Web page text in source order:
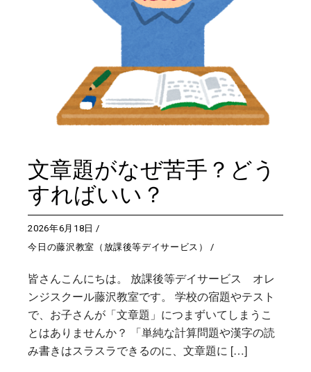
文章題がなぜ苦手？どう
すればいい？
2026年6月18日
今日の藤沢教室（放課後等デイサービス）
皆さんこんにちは。 放課後等デイサービス オレ
ンジスクール藤沢教室です。 学校の宿題やテスト
で、お子さんが「文章題」につまずいてしまうこ
とはありませんか？ 「単純な計算問題や漢字の読
み書きはスラスラできるのに、文章題に […]